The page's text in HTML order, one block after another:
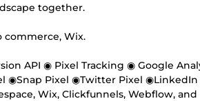
together.
commerce, Wix.
API ◉ Pixel Tracking ◉ Google
◉Snap Pixel ◉Twitter Pixel
Wix, Clickfunnels, Webflow,